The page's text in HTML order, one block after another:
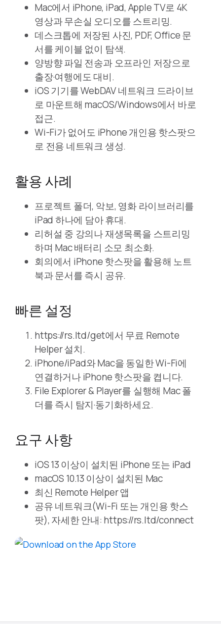
Mac에서 iPhone, iPad, Apple TV로 4K
영상과 무손실 오디오를 스트리밍.
데스크톱에 저장된 사진, PDF, Office 문
서를 케이블 없이 탐색.
양방향 파일 전송과 오프라인 저장으로
출장·여행에도 대비.
iOS 기기를 WebDAV 네트워크 드라이브
로 마운트해 macOS/Windows에서 바로
접근.
Wi-Fi가 없어도 iPhone 개인용 핫스팟으
로 전용 네트워크 생성.
활용 사례
프로젝트 폴더, 악보, 영화 라이브러리를
iPad 하나에 담아 휴대.
리허설 중 강의나 재생목록을 스트리밍
하며 Mac 배터리 소모 최소화.
회의에서 iPhone 핫스팟을 활용해 노트
북과 문서를 즉시 공유.
빠른 설정
https://rs.ltd/get에서 무료 Remote
Helper 설치.
iPhone/iPad와 Mac을 동일한 Wi-Fi에
연결하거나 iPhone 핫스팟을 켭니다.
File Explorer & Player를 실행해 Mac 폴
더를 즉시 탐지·동기화하세요.
요구 사항
iOS 13 이상이 설치된 iPhone 또는 iPad
macOS 10.13 이상이 설치된 Mac
최신 Remote Helper 앱
공유 네트워크(Wi-Fi 또는 개인용 핫스
팟), 자세한 안내: https://rs.ltd/connect